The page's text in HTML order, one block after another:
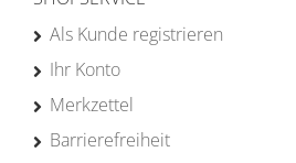
Als Kunde registrieren
Ihr Konto
Merkzettel
Barrierefreiheit